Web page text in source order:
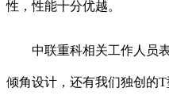
性，性能十分优越。
中联重科相关工作人员表
倾角设计，还有我们独创的